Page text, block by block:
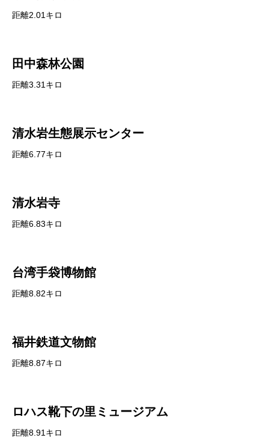
距離2.01キロ
田中森林公園
距離3.31キロ
清水岩生態展示センター
距離6.77キロ
清水岩寺
距離6.83キロ
台湾手袋博物館
距離8.82キロ
福井鉄道文物館
距離8.87キロ
ロハス靴下の里ミュージアム
距離8.91キロ